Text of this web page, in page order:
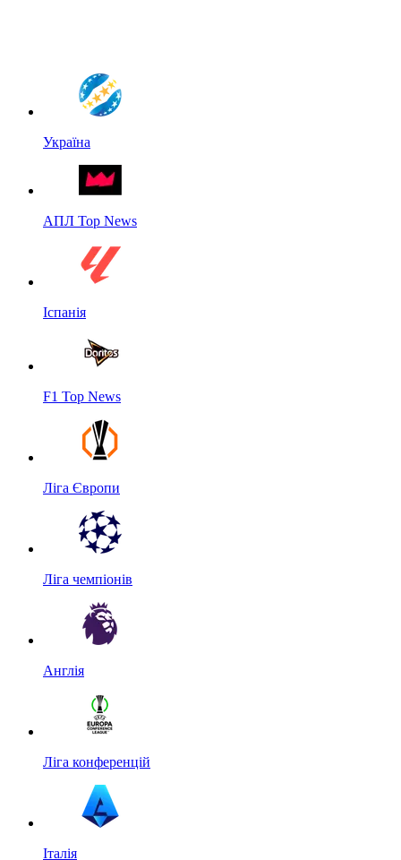
Україна
АПЛ Top News
Іспанія
F1 Top News
Ліга Європи
Ліга чемпіонів
Англія
Ліга конференцій
Італія